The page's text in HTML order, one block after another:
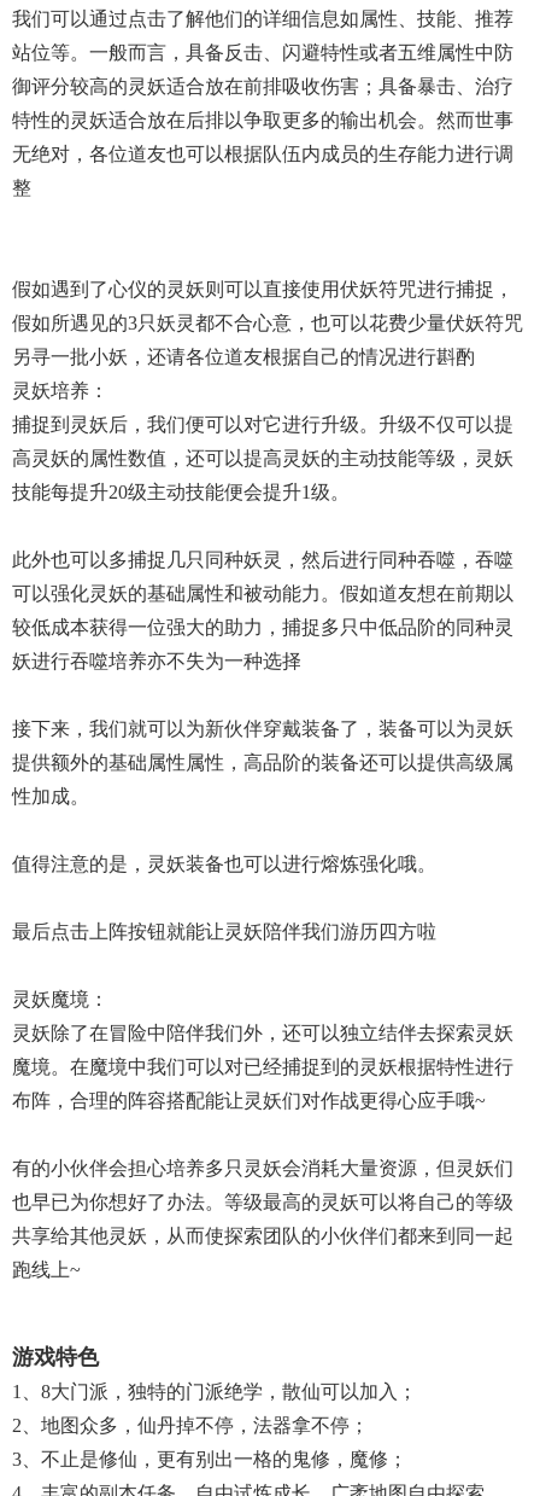
我们可以通过点击了解他们的详细信息如属性、技能、推荐
站位等。一般而言，具备反击、闪避特性或者五维属性中防
御评分较高的灵妖适合放在前排吸收伤害；具备暴击、治疗
特性的灵妖适合放在后排以争取更多的输出机会。然而世事
无绝对，各位道友也可以根据队伍内成员的生存能力进行调
整
假如遇到了心仪的灵妖则可以直接使用伏妖符咒进行捕捉，
假如所遇见的3只妖灵都不合心意，也可以花费少量伏妖符咒
另寻一批小妖，还请各位道友根据自己的情况进行斟酌
灵妖培养：
捕捉到灵妖后，我们便可以对它进行升级。升级不仅可以提
高灵妖的属性数值，还可以提高灵妖的主动技能等级，灵妖
技能每提升20级主动技能便会提升1级。
此外也可以多捕捉几只同种妖灵，然后进行同种吞噬，吞噬
可以强化灵妖的基础属性和被动能力。假如道友想在前期以
较低成本获得一位强大的助力，捕捉多只中低品阶的同种灵
妖进行吞噬培养亦不失为一种选择
接下来，我们就可以为新伙伴穿戴装备了，装备可以为灵妖
提供额外的基础属性属性，高品阶的装备还可以提供高级属
性加成。
值得注意的是，灵妖装备也可以进行熔炼强化哦。
最后点击上阵按钮就能让灵妖陪伴我们游历四方啦
灵妖魔境：
灵妖除了在冒险中陪伴我们外，还可以独立结伴去探索灵妖
魔境。在魔境中我们可以对已经捕捉到的灵妖根据特性进行
布阵，合理的阵容搭配能让灵妖们对作战更得心应手哦~
有的小伙伴会担心培养多只灵妖会消耗大量资源，但灵妖们
也早已为你想好了办法。等级最高的灵妖可以将自己的等级
共享给其他灵妖，从而使探索团队的小伙伴们都来到同一起
跑线上~
游戏特色
1、8大门派，独特的门派绝学，散仙可以加入；
2、地图众多，仙丹掉不停，法器拿不停；
3、不止是修仙，更有别出一格的鬼修，魔修；